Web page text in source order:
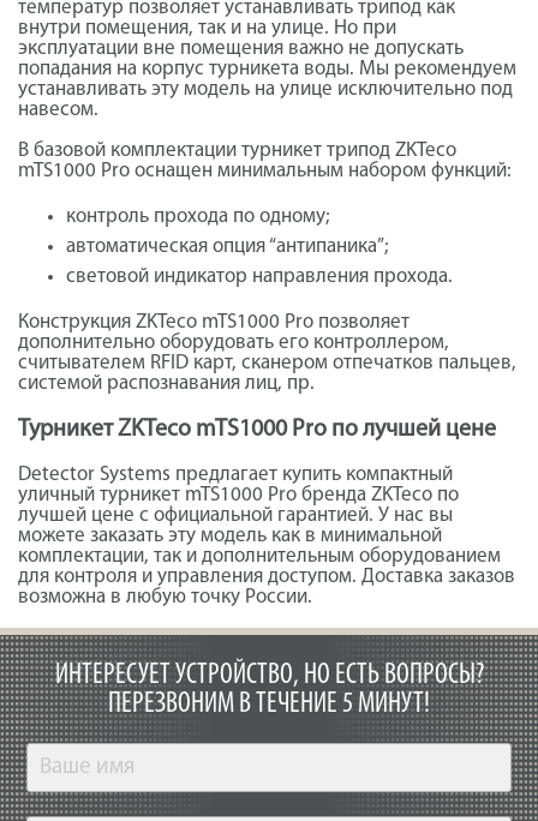
температур позволяет устанавливать трипод как
внутри помещения, так и на улице. Но при
эксплуатации вне помещения важно не допускать
попадания на корпус турникета воды. Мы рекомендуем
устанавливать эту модель на улице исключительно под
навесом.
В базовой комплектации турникет трипод ZKTeco
mTS1000 Pro оснащен минимальным набором функций:
контроль прохода по одному;
автоматическая опция “антипаника”;
световой индикатор направления прохода.
Конструкция ZKTeco mTS1000 Pro позволяет
дополнительно оборудовать его контроллером,
считывателем RFID карт, сканером отпечатков пальцев,
системой распознавания лиц, пр.
Турникет ZKTeco mTS1000 Pro по лучшей цене
Detector Systems предлагает купить компактный
уличный турникет mTS1000 Pro бренда ZKTeco по
лучшей цене с официальной гарантией. У нас вы
можете заказать эту модель как в минимальной
комплектации, так и дополнительным оборудованием
для контроля и управления доступом. Доставка заказов
возможна в любую точку России.
ИНТЕРЕСУЕТ УСТРОЙСТВО, НО ЕСТЬ ВОПРОСЫ?
ПЕРЕЗВОНИМ В ТЕЧЕНИЕ 5 МИНУТ!